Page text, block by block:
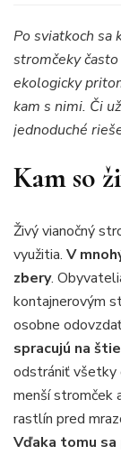
Po sviatkoch sa
stromčeky
ekologicky
kam s nimi. Či
jednoduché
Kam so
Živý vianočný
využitia. V
zbery.
kontajnerovým
osobne
spracujú na
odstrániť všetky
menší stromček
rastlín pred
Vďaka tomu